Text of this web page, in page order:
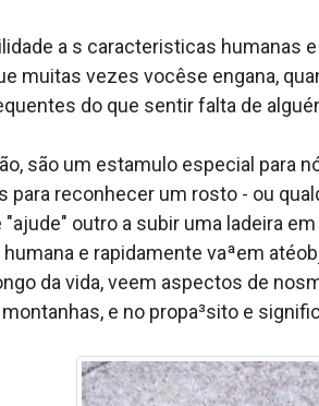
a s caracteri­sticas humanas
muitas vezes vocêse engana,
do que sentir falta de
são um esta­mulo especial para
para reconhecer um rosto - ou
outro a subir uma ladeira
e rapidamente vaªem
da vida, veem aspectos de
e no propa³sito e